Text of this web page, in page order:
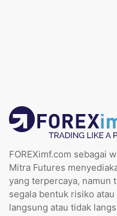
FOREXimf.com sebagai
Mitra Futures
yang terpercaya, namun
segala bentuk risiko
langsung atau tidak